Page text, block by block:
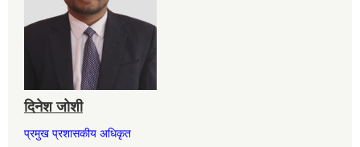
दिनेश जोशी
प्रमुख प्रशासकीय अधिकृत